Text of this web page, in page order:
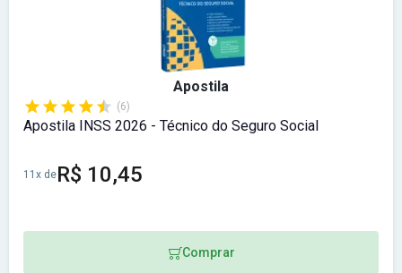
Apostila
(6)
Apostila INSS 2026 - Técnico do Seguro Social
11x deR$ 10,45
Comprar